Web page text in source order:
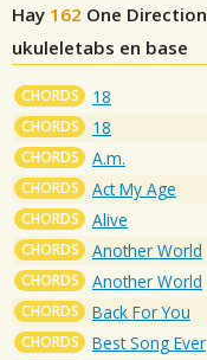
Hay 162 One Direction
ukuleletabs en base
CHORDS 18
CHORDS 18
CHORDS A.m.
CHORDS Act My Age
CHORDS Alive
CHORDS Another World
CHORDS Another World
CHORDS Back For You
CHORDS Best Song Ever